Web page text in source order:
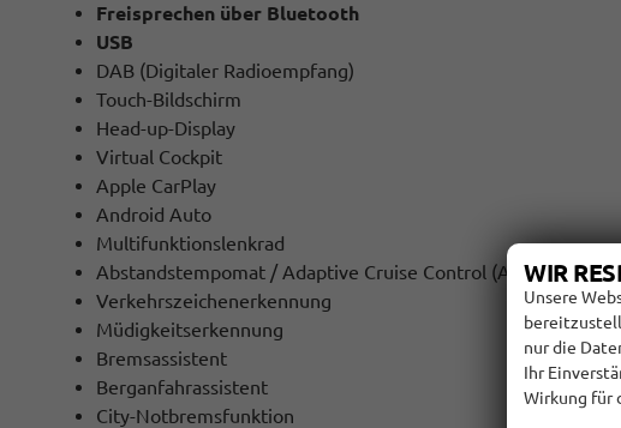
Freisprechen über Bluetooth
USB
DAB (Digitaler Radioempfang)
Touch-Bildschirm
Head-up-Display
Virtual Cockpit
Apple CarPlay
Android Auto
Multifunktionslenkrad
Abstandstempomat / Adaptive Cruise Control (ACC)
Verkehrszeichenerkennung
Müdigkeitserkennung
Bremsassistent
Berganfahrassistent
City-Notbremsfunktion
WIR
Unsere
nur die
Ihr
Wirkung für